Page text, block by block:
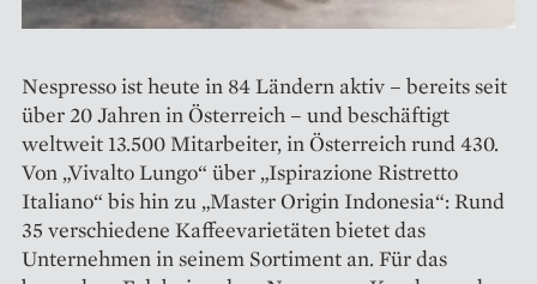
Nespresso ist heute in 84 Ländern aktiv – bereits seit
über 20 Jahren in Österreich – und beschäftigt
weltweit 13.500 Mitarbeiter, in Österreich rund 430.
Von „Vivalto Lungo“ über „Ispirazione Ristretto
Italiano“ bis hin zu „Master Origin Indonesia“: Rund
35 verschiedene Kaffeevarietäten bietet das
Unternehmen in seinem Sortiment an. Für das